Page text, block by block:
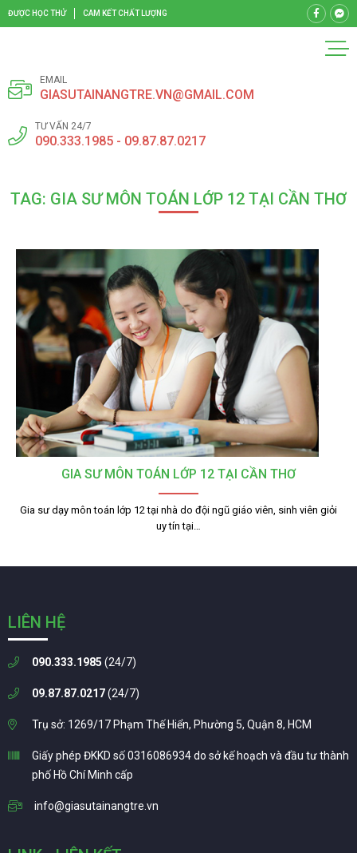
ĐƯỢC HỌC THỬ CAM KẾT CHẤT LƯỢNG
EMAIL
GIASUTAINANGTRE.VN@GMAIL.COM
TƯ VẤN 24/7
090.333.1985 - 09.87.87.0217
TAG: GIA SƯ MÔN TOÁN LỚP 12 TẠI CẦN THƠ
GIA SƯ MÔN TOÁN LỚP 12 TẠI CẦN THƠ
Gia sư dạy môn toán lớp 12 tại nhà do đội ngũ giáo viên, sinh viên giỏi
uy tín tại…
LIÊN HỆ
090.333.1985 (24/7)
09.87.87.0217(24/7)
Trụ sở: 1269/17 Phạm Thế Hiển, Phường 5, Quận 8, HCM
Giấy phép ĐKKD số 0316086934 do sở kế hoạch và đầu tư thành
phố Hồ Chí Minh cấp
info@giasutainangtre.vn